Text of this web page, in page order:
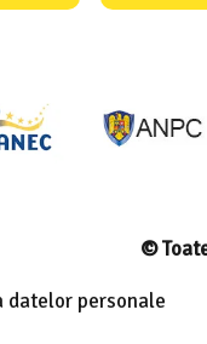
©
datelor personale